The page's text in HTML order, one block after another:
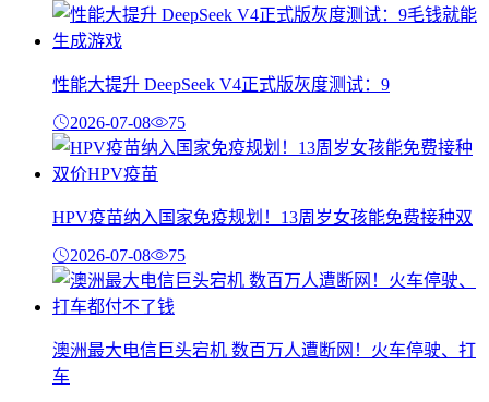
性能大提升 DeepSeek V4正式版灰度测试：9
2026-07-08 75
HPV疫苗纳入国家免疫规划！13周岁女孩能免费接种双
2026-07-08 75
澳洲最大电信巨头宕机 数百万人遭断网！火车停驶、打
车